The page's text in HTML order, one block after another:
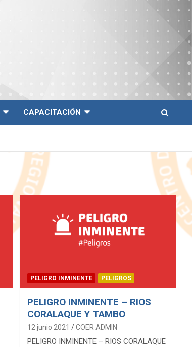
CAPACITACIÓN
PELIGRO INMINENTE PELIGROS
PELIGRO INMINENTE – RIOS
CORALAQUE Y TAMBO
12 junio 2021 COER ADMIN
PELIGRO INMINENTE – RIOS CORALAQUE